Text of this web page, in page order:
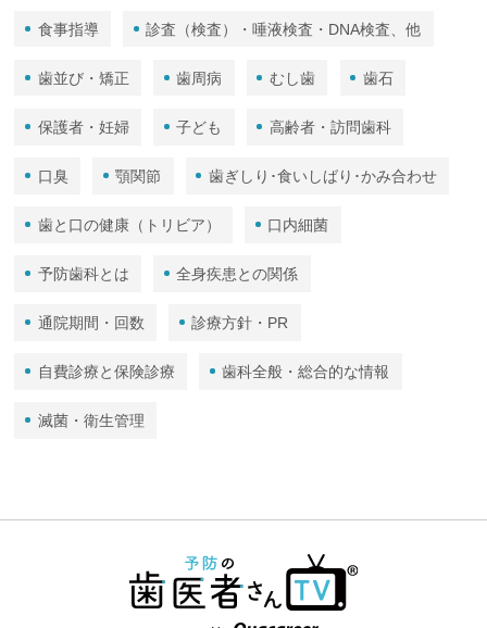
食事指導 診査（検査）・唾液検査・DNA検査、他
歯並び・矯正 歯周病 むし歯 歯石
保護者・妊婦 子ども 高齢者・訪問歯科
口臭 顎関節 歯ぎしり･食いしばり･かみ合わせ
歯と口の健康（トリビア） 口内細菌
予防歯科とは 全身疾患との関係
通院期間・回数 診療方針・PR
自費診療と保険診療 歯科全般・総合的な情報
滅菌・衛生管理